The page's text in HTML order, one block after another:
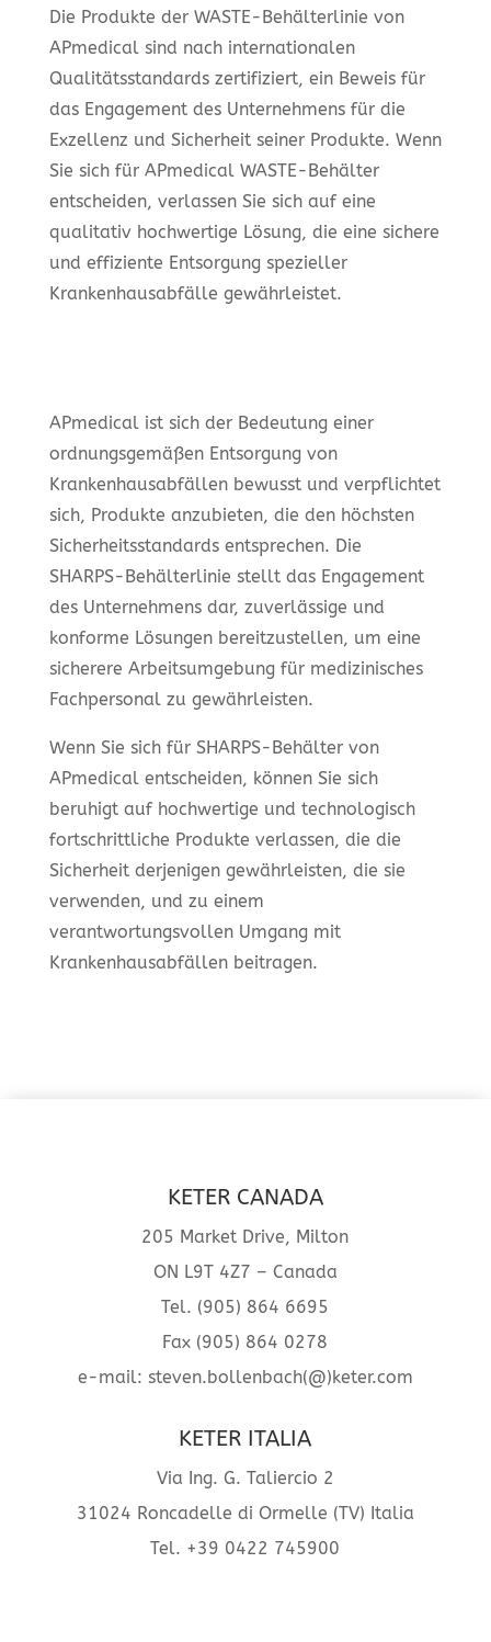
Die Produkte der WASTE-Behälterlinie von
APmedical sind nach internationalen
Qualitätsstandards zertifiziert, ein Beweis für
das Engagement des Unternehmens für die
Exzellenz und Sicherheit seiner Produkte. Wenn
Sie sich für APmedical WASTE-Behälter
entscheiden, verlassen Sie sich auf eine
qualitativ hochwertige Lösung, die eine sichere
und effiziente Entsorgung spezieller
Krankenhausabfälle gewährleistet.
APmedical ist sich der Bedeutung einer
ordnungsgemäßen Entsorgung von
Krankenhausabfällen bewusst und verpflichtet
sich, Produkte anzubieten, die den höchsten
Sicherheitsstandards entsprechen. Die
SHARPS-Behälterlinie stellt das Engagement
des Unternehmens dar, zuverlässige und
konforme Lösungen bereitzustellen, um eine
sicherere Arbeitsumgebung für medizinisches
Fachpersonal zu gewährleisten.
Wenn Sie sich für SHARPS-Behälter von
APmedical entscheiden, können Sie sich
beruhigt auf hochwertige und technologisch
fortschrittliche Produkte verlassen, die die
Sicherheit derjenigen gewährleisten, die sie
verwenden, und zu einem
verantwortungsvollen Umgang mit
Krankenhausabfällen beitragen.
KETER CANADA
205 Market Drive, Milton
ON L9T 4Z7 – Canada
Tel. (905) 864 6695
Fax (905) 864 0278
e-mail: steven.bollenbach(@)keter.com
KETER ITALIA
Via Ing. G. Taliercio 2
31024 Roncadelle di Ormelle (TV) Italia
Tel. +39 0422 745900